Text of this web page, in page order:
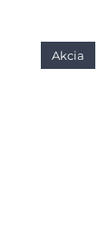
Akcia